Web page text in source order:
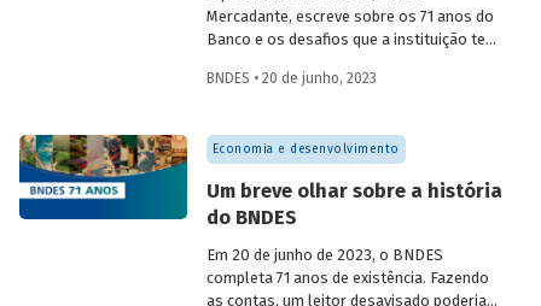
feitas por empregados do Banco.
Mercadante, escreve sobre os 71 anos do
Banco e os desafios que a instituição tem
veiculado no jornal O Globo e publicado
BNDES • 20 de junho, 2023
Economia e desenvolvimento
Um breve olhar sobre a história
do BNDES
Em 20 de junho de 2023, o BNDES
completa 71 anos de existência. Fazendo
as contas, um leitor desavisado poderia